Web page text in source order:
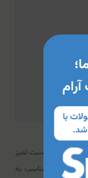
پوست، روزانه ۲ تا ۳ بار مقداری از کرم را روی پوست تمیز
دهید. (مناسب به